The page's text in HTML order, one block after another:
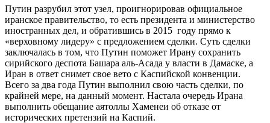
Путин разрубил этот узел, проигнорировав официальное
иранское правительство, то есть президента и министерство
иностранных дел, и обратившись в 2015 году прямо к
«верховному лидеру» с предложением сделки. Суть сделки
заключалась в том, что Путин поможет Ирану сохранить
сирийского деспота Башара аль-Асада у власти в Дамаске, а
Иран в ответ снимет свое вето с Каспийской конвенции.
Всего за два года Путин выполнил свою часть сделки, по
крайней мере, на данный момент. Настала очередь Ирана
выполнить обещание аятоллы Хаменеи об отказе от
исторических претензий на Каспий.